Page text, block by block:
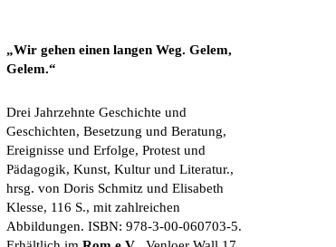
„Wir gehen einen langen Weg. Gelem,
Gelem.“
Drei Jahrzehnte Geschichte und
Geschichten, Besetzung und Beratung,
Ereignisse und Erfolge, Protest und
Pädagogik, Kunst, Kultur und Literatur.,
hrsg. von Doris Schmitz und Elisabeth
Klesse, 116 S., mit zahlreichen
Abbildungen. ISBN: 978-3-00-060703-5.